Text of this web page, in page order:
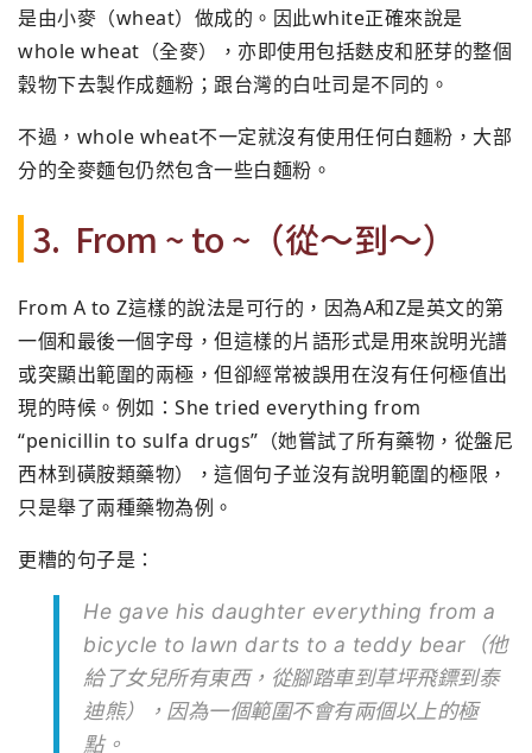
是由小麥（wheat）做成的。因此white正確來說是
whole wheat（全麥）， 亦即使用包括麩皮和胚芽的整個
穀物下去製作成麵粉； 跟台灣的白吐司是不同的。
不過，whole wheat不一定就沒有使用任何白麵粉， 大部
分的全麥麵包仍然包含一些白麵粉。
3. From ~ to ~（從～到～）
From A to Z這樣的說法是可行的， 因為A和Z是英文的第
一個和最後一個字母， 但這樣的片語形式是用來說明光譜
或突顯出範圍的兩極， 但卻經常被誤用在沒有任何極值出
現的時候。例如：She tried everything from
“penicillin to sulfa drugs”（她嘗試了所有藥物，從盤尼
西林到磺胺類藥物）， 這個句子並沒有說明範圍的極限，
只是舉了兩種藥物為例。
更糟的句子是：
He gave his daughter everything from a
bicycle to lawn darts to a teddy bear（他
給了女兒所有東西，從腳踏車到草坪飛鏢到泰
迪熊）， 因為一個範圍不會有兩個以上的極
點。